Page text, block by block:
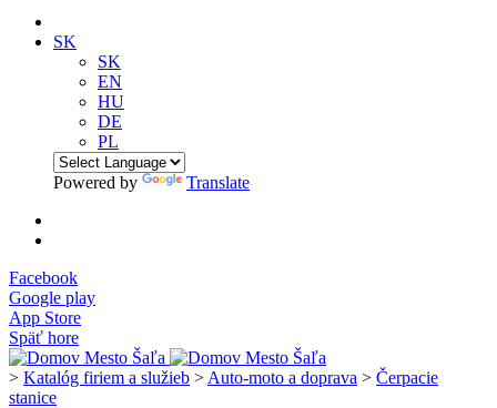
SK
SK
EN
HU
DE
PL
Powered by Translate
Facebook
Google play
App Store
Späť hore
> Katalóg firiem a služieb > Auto-moto a doprava > Čerpacie
stanice